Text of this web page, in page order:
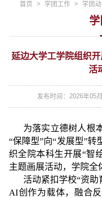
首页 > 学团工作 > 学团
延边大学工学院组织
活
发布时间：2026年05
为落实立德树人根
“保障型”向“发展型”转
织全院本科生开展“智
主题画展活动，学院全
活动紧扣学校“资助
AI创作为载体，融合